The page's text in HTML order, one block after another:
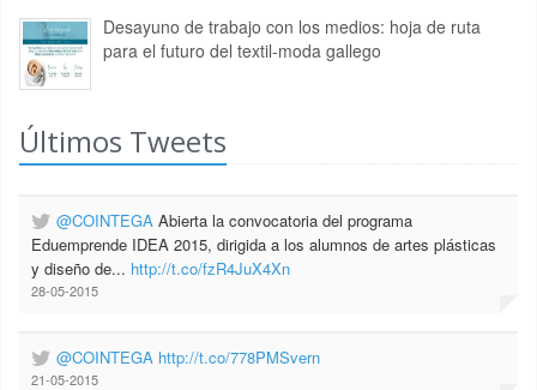
Desayuno de trabajo con los medios: hoja de ruta
para el futuro del textil-moda gallego
Últimos Tweets
@COINTEGA Abierta la convocatoria del programa
Eduemprende IDEA 2015, dirigida a los alumnos de artes plásticas
y diseño de... http://t.co/fzR4JuX4Xn
28-05-2015
@COINTEGA http://t.co/778PMSvern
21-05-2015